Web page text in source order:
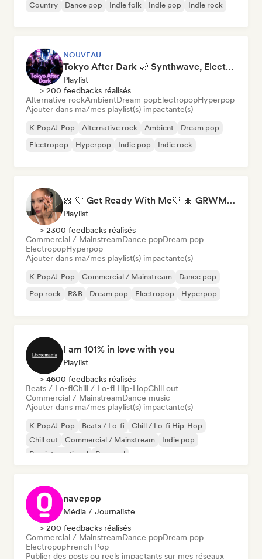
Country
Dance pop Indie folk Indie pop Indie rock
NOUVEAU
Tokyo After Dark 🌙 Synthwave, Electropop & Dream Pop
Playlist
> 200 feedbacks réalisés
Alternative rockAmbientDream popElectropopHyperpop
Ajouter dans ma/mes playlist(s) impactante(s)
K-Pop/J-Pop Alternative rock Ambient
Dream pop
Electropop
Hyperpop Indie pop Indie rock
🎀 🤍 Get Ready With Me🤍 🎀 GRWM Playlist
Playlist
> 2300 feedbacks réalisés
Commercial / MainstreamDance popDream pop
ElectropopHyperpop
Ajouter dans ma/mes playlist(s) impactante(s)
K-Pop/J-Pop Commercial / Mainstream
Dance pop
Pop rock
R&B Dream pop Electropop Hyperpop
I am 101% in love with you
Playlist
> 4600 feedbacks réalisés
Beats / Lo-fiChill / Lo-fi Hip-HopChill out
Commercial / MainstreamDance music
Ajouter dans ma/mes playlist(s) impactante(s)
K-Pop/J-Pop Beats / Lo-fi
Chill / Lo-fi Hip-Hop
Chill out
Commercial / Mainstream
Indie pop
Pop international
Pop soul
navepop
Média / Journaliste
> 200 feedbacks réalisés
Commercial / MainstreamDance popDream pop
ElectropopFrench Pop
Publier des posts ou reels impactants sur mes réseaux